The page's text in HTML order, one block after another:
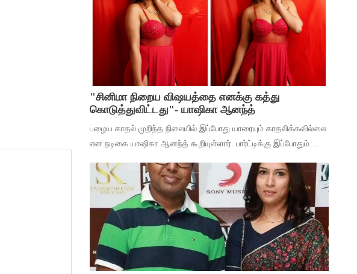
"சினிமா நிறைய விஷயத்தை எனக்கு கத்து
கொடுத்துவிட்டது"- யாஷிகா ஆனந்த்
பழைய காதல் முறிந்த நிலையில் இப்போது யாரையும் காதலிக்கவில்லை
என நடிகை யாஷிகா ஆனந்த் கூறியுள்ளார். பார்ட்டிக்கு இப்போதும்
பார்ட்டிக்கும் போகுறது